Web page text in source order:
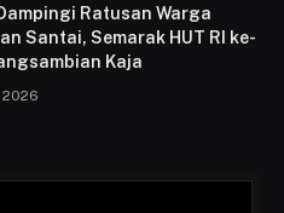
Ratusan Warga
Santai, Semarak HUT RI ke-
Kaja